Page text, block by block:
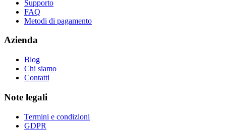
Supporto
FAQ
Metodi di pagamento
Azienda
Blog
Chi siamo
Contatti
Note legali
Termini e condizioni
GDPR